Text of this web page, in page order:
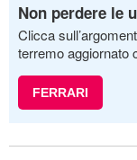
Non perdere le
Clicca
terremo aggiornato
FERRARI